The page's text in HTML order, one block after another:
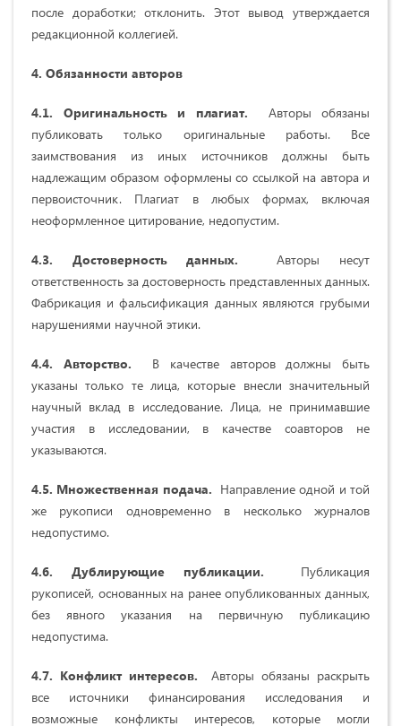
после доработки; отклонить. Этот вывод утверждается
редакционной коллегией.
4. Обязанности авторов
4.1. Оригинальность и плагиат. Авторы обязаны
публиковать только оригинальные работы. Все
заимствования из иных источников должны быть
надлежащим образом оформлены со ссылкой на автора и
первоисточник. Плагиат в любых формах, включая
неоформленное цитирование, недопустим.
4.3. Достоверность данных. Авторы несут
ответственность за достоверность представленных данных.
Фабрикация и фальсификация данных являются грубыми
нарушениями научной этики.
4.4. Авторство. В качестве авторов должны быть
указаны только те лица, которые внесли значительный
научный вклад в исследование. Лица, не принимавшие
участия в исследовании, в качестве соавторов не
указываются.
4.5. Множественная подача. Направление одной и той
же рукописи одновременно в несколько журналов
недопустимо.
4.6. Дублирующие публикации. Публикация
рукописей, основанных на ранее опубликованных данных,
без явного указания на первичную публикацию
недопустима.
4.7. Конфликт интересов. Авторы обязаны раскрыть
все источники финансирования исследования и
возможные конфликты интересов, которые могли